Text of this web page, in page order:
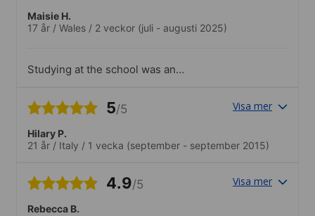
Maisie H.
17 år / Wales / 2 veckor (juli - augusti 2025)
Studying at the school was an
many new people from all over the world.
classes it was easy for me to get to the
centre or travel to cities close by to
activities that I took part in, especially the
excursions.
5/5 Visa mer
Hilary P.
21 år / Italy / 1 vecka (september - september 2015)
4.9/5 Visa mer
Rebecca B.